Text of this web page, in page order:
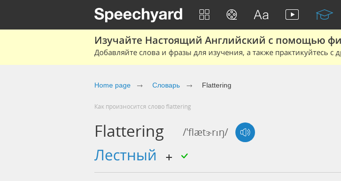
Изучайте Настоящий Английский с помощью
Добавляйте слова и фразы для изучения, а также практикуйтесь с
Home page Словарь Flattering
Как произносится слово flattering
Flattering /'flætɝrɪŋ/
лестный